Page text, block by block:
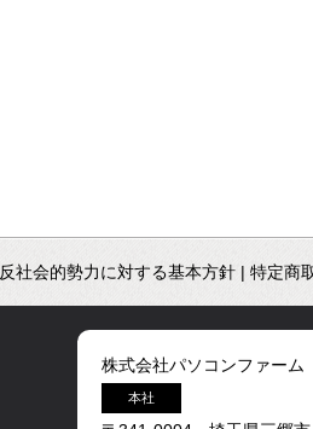
反社会的勢力に対する基本方針 | 特定商
株式会社パソコンファーム
本社